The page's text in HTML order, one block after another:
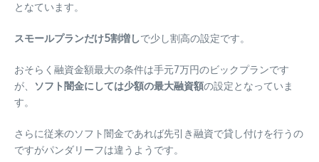
となています。
スモールプランだけ5割増しで少し割高の設定です。
おそらく融資金額最大の条件は手元7万円のビックプランです
が、
ソフト闇金にしては少額の最大融資額の設定となっていま
す。
さらに従来のソフト闇金であれば先引き融資で貸し付けを行うの
ですがパンダリーフは違うようです。